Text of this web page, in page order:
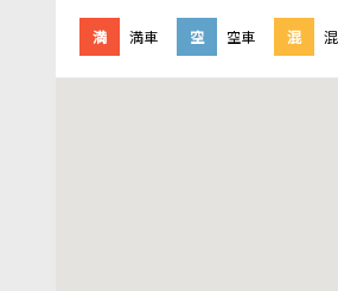
満 満車 空 空車 混